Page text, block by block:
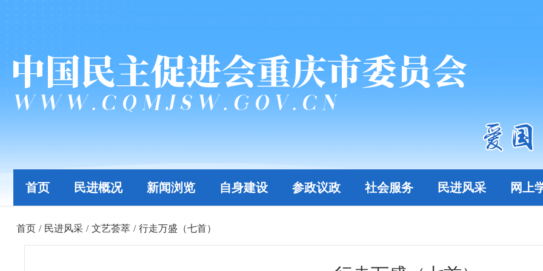
首页 民进概况 新闻浏览 自身建设 参政议政 社会服务 民进风采 网上
首页 / 民进风采 / 文艺荟萃 / 行走万盛（七首）